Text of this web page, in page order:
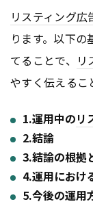
リスティング広
ります。以下
てることで、 リ
やすく伝えるこ
1.運用中のリ
2.結論
3.結論の根拠
4.運用におけ
5.今後の運用